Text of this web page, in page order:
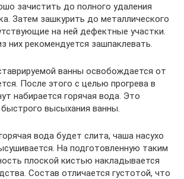
зачистить до полного удаления
Затем зашкурить до металлического
на ней дефектные участки.
них рекомендуется зашпаклевать.
ванны освобождается от
После этого с целью прогрева в
набирается горячая вода. Это
высыхания ванны.
вода будет слита, чаша насухо
На подготовленную таким
плоской кистью накладывается
Состав отличается густотой, что